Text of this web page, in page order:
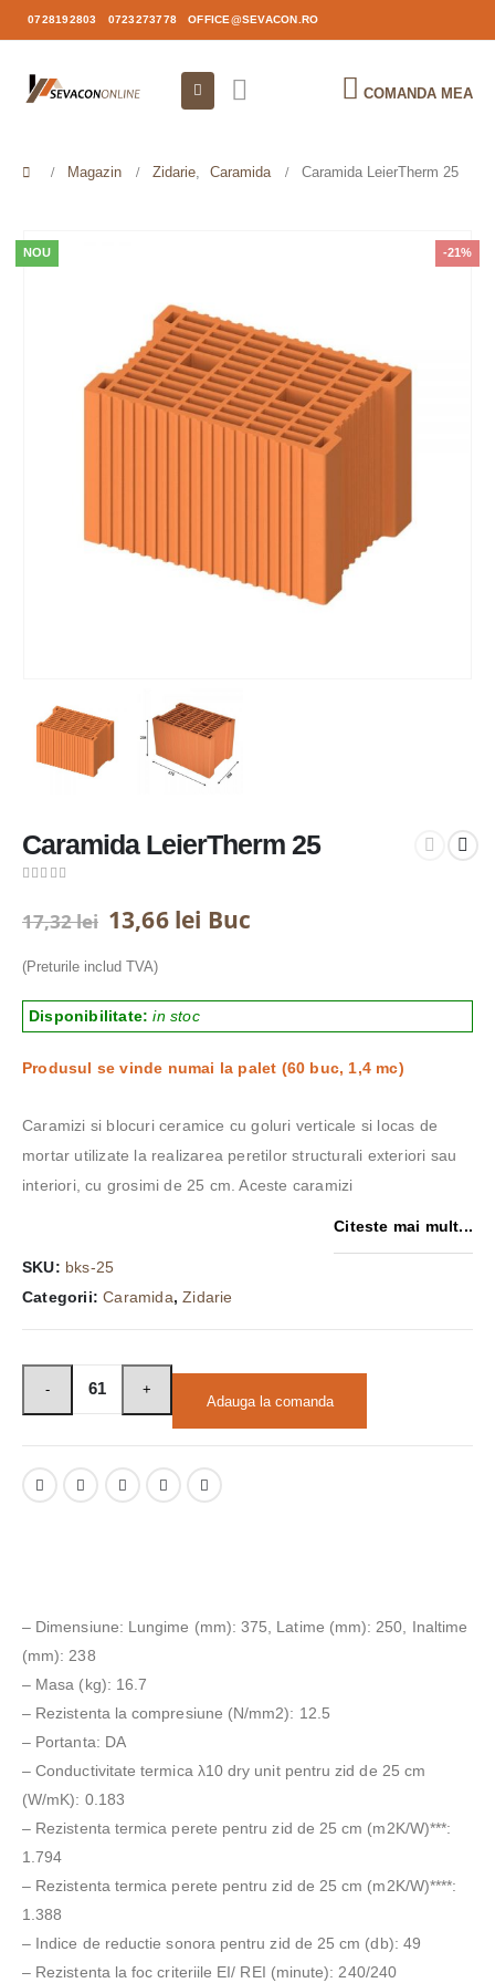
0728192803 0723273778 OFFICE@SEVACON.RO
COMANDA MEA
Magazin Zidarie, Caramida Caramida LeierTherm 25
NOU -21%
Caramida LeierTherm 25
17,32lei Prețul
inițial
a
17,32 lei.
13,66 lei Prețul
Buc
(Preturile includ TVA)
Disponibilitate:in stoc
Produsul se vinde numai la palet (60 buc, 1,4 mc)
Caramizi si blocuri ceramice cu goluri verticale si locas de
mortar utilizate la realizarea peretilor structurali exteriori sau
interiori, cu grosimi de 25 cm. Aceste caramizi
Citeste mai mult...
SKU: bks-25
Categorii:Caramida,Zidarie
Adauga la comanda
– Dimensiune: Lungime (mm): 375, Latime (mm): 250, Inaltime
(mm): 238
– Masa (kg): 16.7
– Rezistenta la compresiune (N/mm2): 12.5
– Portanta: DA
– Conductivitate termica λ10 dry unit pentru zid de 25 cm
(W/mK): 0.183
– Rezistenta termica perete pentru zid de 25 cm (m2K/W)***:
1.794
– Rezistenta termica perete pentru zid de 25 cm (m2K/W)****:
1.388
– Indice de reductie sonora pentru zid de 25 cm (db): 49
– Rezistenta la foc criteriile EI/ REI (minute): 240/240